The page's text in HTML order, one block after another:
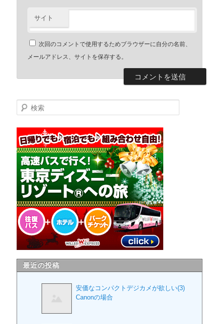
サイト
次回のコメントで使用するためブラウザーに自分の名前、
メールアドレス、サイトを保存する。
検索
最近の投稿
安価なコンパクトデジカメが欲しい(3)
Canonの場合